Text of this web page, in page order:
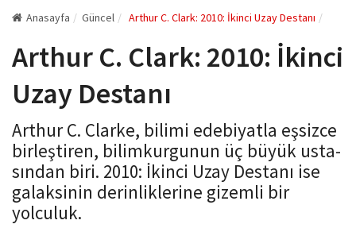
e
a
a
t
i
o
n
Anasayfa Güncel Arthur C. Clark: 2010: İkinci Uzay Destanı
Arthur C. Clark: 2010: İkinci
Uzay Destanı
Arthur C. Clarke, bilimi edebiyatla eşsizce
birleştiren, bilimkurgunun üç büyük usta­
sından biri. 2010: İkinci Uzay Destanı ise
ga­laksinin derinliklerine gizemli bir
yolculuk.